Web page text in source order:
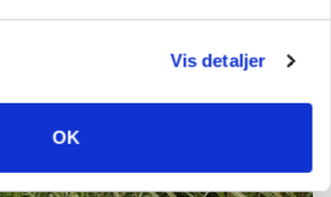
Vis detaljer
OK
skårlægger afprøves i år